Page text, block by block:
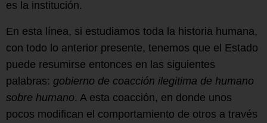
es la institución.
En esta línea, si estudiamos toda la historia humana,
con todo lo anterior presente, tenemos que el Estado
puede resumirse entonces en las siguientes
palabras: gobierno de coacción ilegitima de humano
sobre humano. A esta coacción, en donde unos
pocos modifican el comportamiento de otros a través